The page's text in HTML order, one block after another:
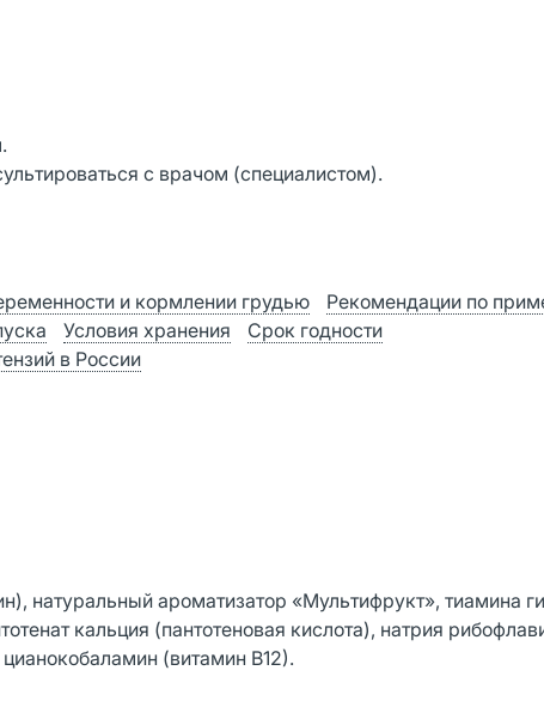
с врачом (специалистом).
и кормлении грудью
Рекомендации по
Условия хранения
Срок годности
в России
натуральный ароматизатор «Мультифрукт», тиамина
кальция (пантотеновая кислота), натрия
(витамин В12).